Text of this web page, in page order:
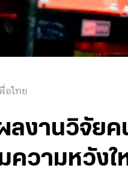
อไทย
งานวิจัยคน
มความหวัง